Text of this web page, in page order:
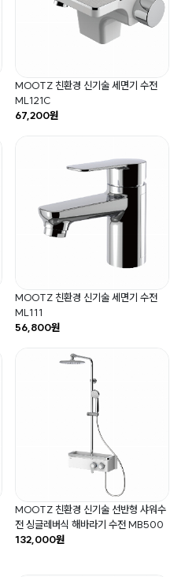
MOOTZ 친환경 신기술 세면기 수전
ML121C
67,200원
MOOTZ 친환경 신기술 세면기 수전
ML111
56,800원
MOOTZ 친환경 신기술 선반형 샤워수
전 싱글레버식 해바라기 수전 MB500
132,000원